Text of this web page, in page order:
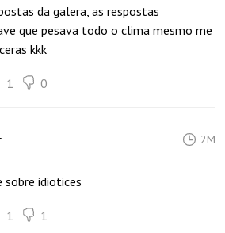
da galera, as respostas
que pesava todo o clima mesmo me
kkk
1 0
2M
idiotices
1 1